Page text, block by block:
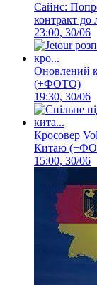
Сайнс:
контракт до
23:00, 30/06
Оновлений
(+ФОТО)
19:30, 30/06
Кросовер
Китаю
15:00, 30/06